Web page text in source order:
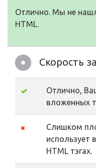
Отлично. Мы не
HTML.
Скорость
Отлично,
вложенных
Слишком
использует
HTML тэгах.